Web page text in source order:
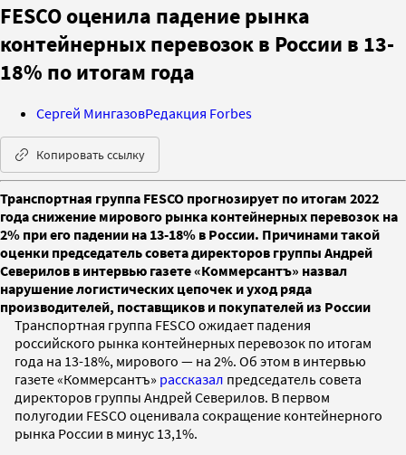
FESCO оценила падение рынка
контейнерных перевозок в России в 13-
18% по итогам года
Сергей МингазовРедакция Forbes
Копировать ссылку
Транспортная группа FESCO прогнозирует по итогам 2022
года снижение мирового рынка контейнерных перевозок на
2% при его падении на 13-18% в России. Причинами такой
оценки председатель совета директоров группы Андрей
Северилов в интервью газете «Коммерсантъ» назвал
нарушение логистических цепочек и уход ряда
производителей, поставщиков и покупателей из России
Транспортная группа FESCO ожидает падения
российского рынка контейнерных перевозок по итогам
года на 13-18%, мирового — на 2%. Об этом в интервью
газете «Коммерсантъ» рассказал председатель совета
директоров группы Андрей Северилов. В первом
полугодии FESCO оценивала сокращение контейнерного
рынка России в минус 13,1%.